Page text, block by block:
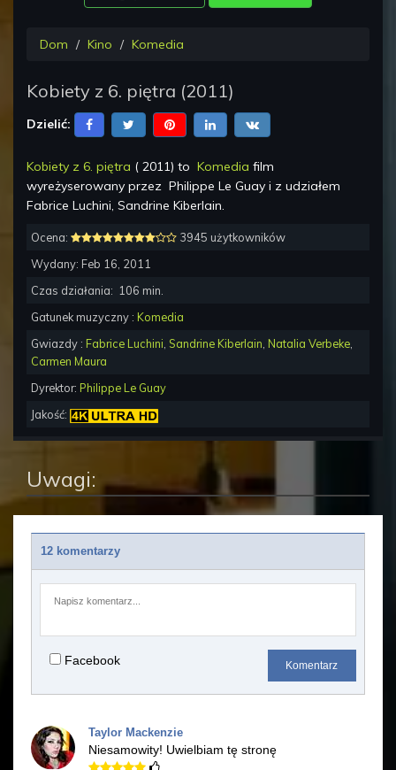
Dom Kino Komedia
Kobiety z 6. piętra (2011)
Dzielić:
Kobiety z 6. piętra ( 2011) to Komedia film
wyreżyserowany przez Philippe Le Guay i z udziałem
Fabrice Luchini, Sandrine Kiberlain.
Ocena:
3945 użytkowników
Wydany: Feb 16, 2011
Czas działania: 106 min.
Gatunek muzyczny : Komedia
Gwiazdy : Fabrice Luchini Sandrine Kiberlain Natalia Verbeke
Carmen Maura
Dyrektor: Philippe Le Guay
Jakość:
Uwagi:
12 komentarzy
Facebook Komentarz
Taylor Mackenzie
Niesamowity! Uwielbiam tę stronę